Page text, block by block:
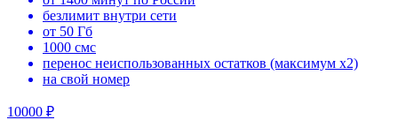
безлимит внутри сети
от 50 Гб
1000 смс
перенос неиспользованных остатков (максимум х2)
на свой номер
10000 ₽